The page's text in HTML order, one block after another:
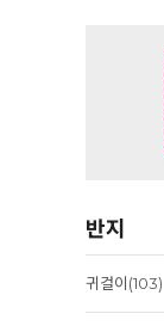
반지
귀걸이(103)